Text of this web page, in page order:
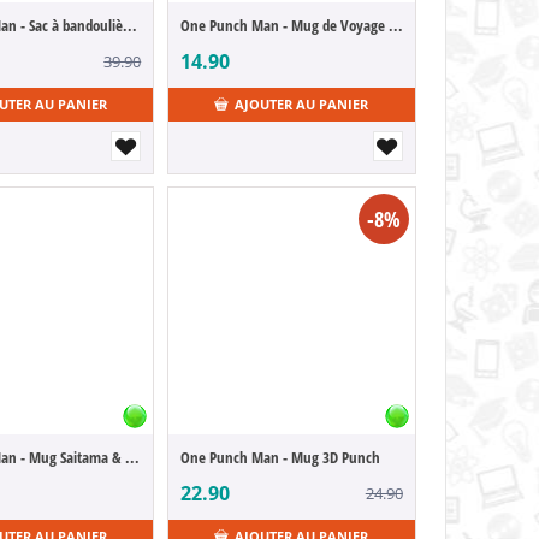
One Punch Man - Sac à bandoulière Saitama & Friends
39.90
AU PANIER
One Punch Man - Mug de Voyage Saitama
14.90
AJOUTER AU PANIER
One Punch Man - Mug Saitama & Heros
-8%
One Punch Man - Mug 3D Punch
22.90 24.90